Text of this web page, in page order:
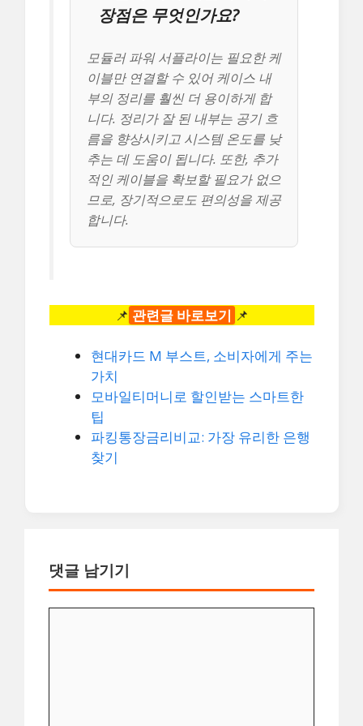
장점은 무엇인가요?
모듈러 파워 서플라이는 필요한 케
이블만 연결할 수 있어 케이스 내
부의 정리를 훨씬 더 용이하게 합
니다. 정리가 잘 된 내부는 공기 흐
름을 향상시키고 시스템 온도를 낮
추는 데 도움이 됩니다. 또한, 추가
적인 케이블을 확보할 필요가 없으
므로, 장기적으로도 편의성을 제공
합니다.
📌 관련글 바로보기 📌
현대카드 M 부스트, 소비자에게 주는
가치
모바일티머니로 할인받는 스마트한
팁
파킹통장금리비교: 가장 유리한 은행
찾기
댓글 남기기